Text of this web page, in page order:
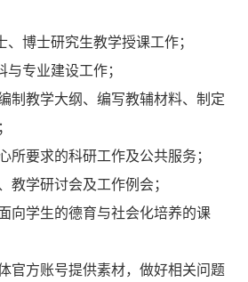
、博士研究生教学授课工作；
与专业建设工作；
制教学大纲、编写教辅材料、制定
所要求的科研工作及公共服务；
教学研讨会及工作例会；
向学生的德育与社会化培养的课
官方账号提供素材，做好相关问题